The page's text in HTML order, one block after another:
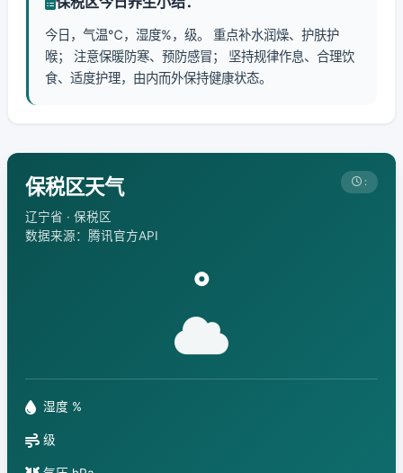
今日，气温℃，湿度%，级。 重点补水润燥、护肤护
喉； 注意保暖防寒、预防感冒； 坚持规律作息、合理饮
食、适度护理，由内而外保持健康状态。
保税区天气
辽宁省 · 保税区
数据来源：腾讯官方API
:
°
湿度 %
级